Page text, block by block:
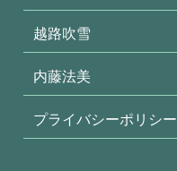
越路吹雪
内藤法美
プライバシーポリシー